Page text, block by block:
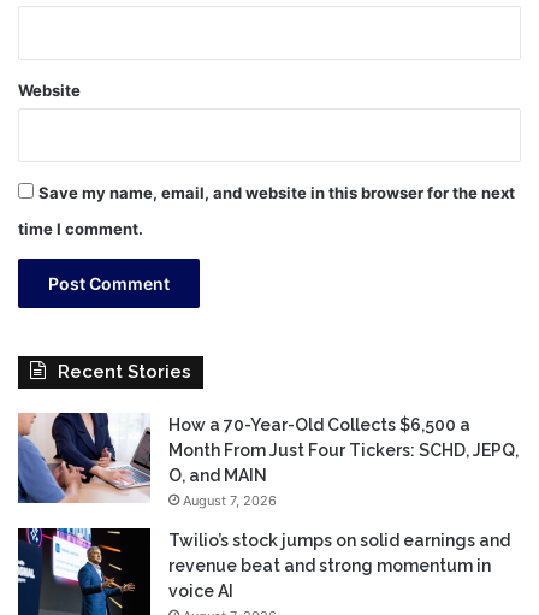
Website
Save my name, email, and website in this browser for the next
time I comment.
Recent Stories
How a 70-Year-Old Collects $6,500 a
Month From Just Four Tickers: SCHD, JEPQ,
O, and MAIN
August 7, 2026
Twilio’s stock jumps on solid earnings and
revenue beat and strong momentum in
voice AI